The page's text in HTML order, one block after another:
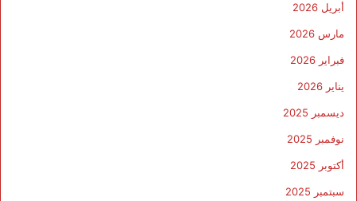
أبريل 2026
مارس 2026
فبراير 2026
يناير 2026
ديسمبر 2025
نوفمبر 2025
أكتوبر 2025
سبتمبر 2025